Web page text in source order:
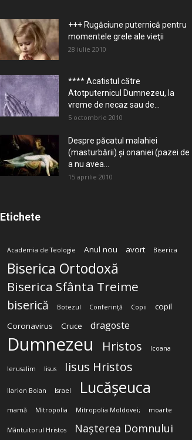
+++ Rugăciune puternică pentru
momentele grele ale vieţii
28 iulie 2010
**** Acatistul către
Atotputernicul Dumnezeu, la
vreme de necaz sau de...
5 octombrie 2010
Despre păcatul malahiei
(masturbării) şi onaniei (pazei de
a nu avea...
15 aprilie 2010
Etichete
Academia de Teologie Anul nou avort Biserica
Biserica Ortodoxă
Biserica Sfânta Treime
biserică Botezul Conferință Copii
copil
Coronavirus
Cruce dragoste
Dumnezeu Hristos Icoana
Ierusalim Iisus Iisus Hristos
Ilarion Boian Israel Lucășeuca
mamă Mitropolia Mitropolia Moldovei; moarte
Mântuitorul Hristos Nașterea Domnului